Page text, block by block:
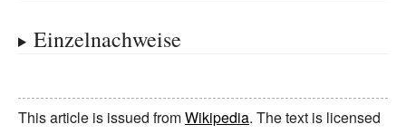
Einzelnachweise
This article is issued fromWikipedia. The text is licensed